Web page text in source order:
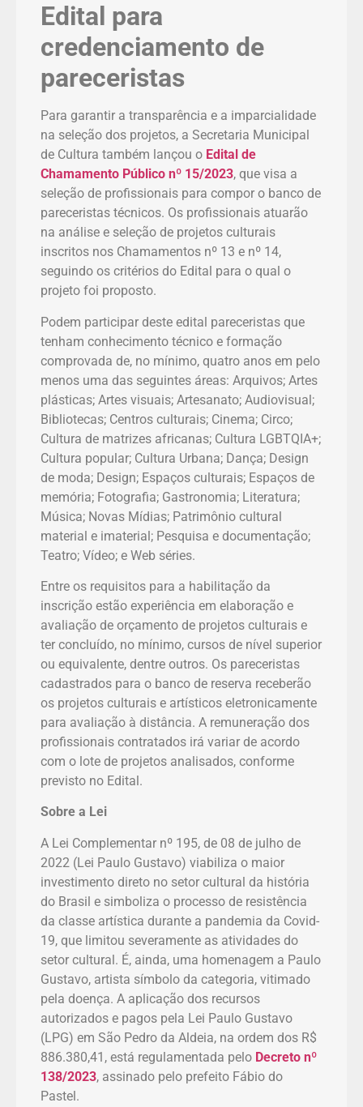
Edital para
credenciamento de
pareceristas
Para garantir a transparência e a imparcialidade
na seleção dos projetos, a Secretaria Municipal
de Cultura também lançou o Edital de
Chamamento Público nº 15/2023, que visa a
seleção de profissionais para compor o banco de
pareceristas técnicos. Os profissionais atuarão
na análise e seleção de projetos culturais
inscritos nos Chamamentos nº 13 e nº 14,
seguindo os critérios do Edital para o qual o
projeto foi proposto.
Podem participar deste edital pareceristas que
tenham conhecimento técnico e formação
comprovada de, no mínimo, quatro anos em pelo
menos uma das seguintes áreas: Arquivos; Artes
plásticas; Artes visuais; Artesanato; Audiovisual;
Bibliotecas; Centros culturais; Cinema; Circo;
Cultura de matrizes africanas; Cultura LGBTQIA+;
Cultura popular; Cultura Urbana; Dança; Design
de moda; Design; Espaços culturais; Espaços de
memória; Fotografia; Gastronomia; Literatura;
Música; Novas Mídias; Patrimônio cultural
material e imaterial; Pesquisa e documentação;
Teatro; Vídeo; e Web séries.
Entre os requisitos para a habilitação da
inscrição estão experiência em elaboração e
avaliação de orçamento de projetos culturais e
ter concluído, no mínimo, cursos de nível superior
ou equivalente, dentre outros. Os pareceristas
cadastrados para o banco de reserva receberão
os projetos culturais e artísticos eletronicamente
para avaliação à distância. A remuneração dos
profissionais contratados irá variar de acordo
com o lote de projetos analisados, conforme
previsto no Edital.
Sobre a Lei
A Lei Complementar nº 195, de 08 de julho de
2022 (Lei Paulo Gustavo) viabiliza o maior
investimento direto no setor cultural da história
do Brasil e simboliza o processo de resistência
da classe artística durante a pandemia da Covid-
19, que limitou severamente as atividades do
setor cultural. É, ainda, uma homenagem a Paulo
Gustavo, artista símbolo da categoria, vitimado
pela doença. A aplicação dos recursos
autorizados e pagos pela Lei Paulo Gustavo
(LPG) em São Pedro da Aldeia, na ordem dos R$
886.380,41, está regulamentada pelo Decreto nº
138/2023, assinado pelo prefeito Fábio do
Pastel.